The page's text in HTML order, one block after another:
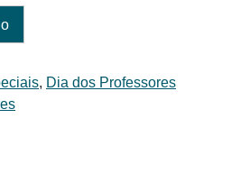
, Dia dos Professores